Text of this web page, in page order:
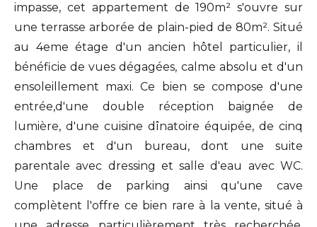
impasse, cet appartement de 190m² s'ouvre sur
une terrasse arborée de plain-pied de 80m². Situé
au 4eme étage d'un ancien hôtel particulier, il
bénéficie de vues dégagées, calme absolu et d'un
ensoleillement maxi. Ce bien se compose d'une
entrée,d'une double réception baignée de
lumière, d'une cuisine dînatoire équipée, de cinq
chambres et d'un bureau, dont une suite
parentale avec dressing et salle d'eau avec WC.
Une place de parking ainsi qu'une cave
complètent l'offre ce bien rare à la vente, situé à